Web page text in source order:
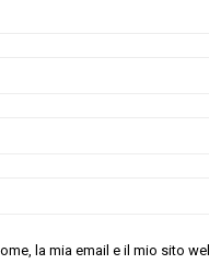
la mia email e il mio sito